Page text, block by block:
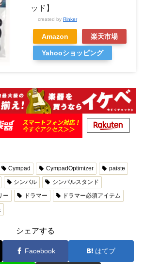
ッド】
created by Rinker
Amazon 楽天市場
Yahooショッピング
Cympad CympadOptimizer
paiste
シンバル
シンバルスタンド
ー
ドラマー
ドラマー必須アイテム
シェアする
Facebook はてブ